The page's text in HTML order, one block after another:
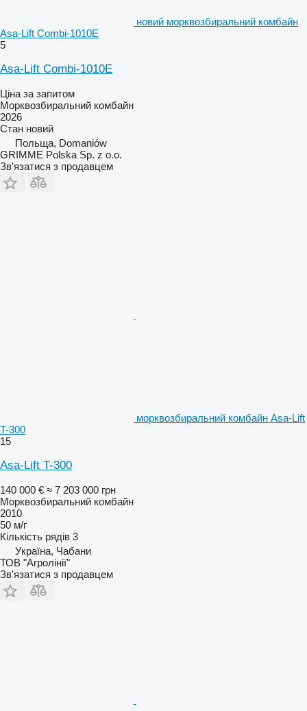
новий морквозбиральний комбайн
Asa-Lift Combi-1010E
5
Asa-Lift Combi-1010E
Ціна за запитом
Морквозбиральний комбайн
2026
Стан новий
Польща, Domaniów
GRIMME Polska Sp. z o.o.
Зв'язатися з продавцем
морквозбиральний комбайн Asa-Lift
T-300
15
Asa-Lift T-300
140 000 € ≈ 7 203 000 грн
Морквозбиральний комбайн
2010
50 м/г
Кількість рядів 3
Україна, Чабани
ТОВ "Агролінії"
Зв'язатися з продавцем